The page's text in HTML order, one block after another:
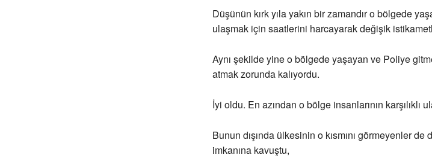
Düşünün kırk yıla yakın bir zamandır o bölgede
ulaşmak için saatlerini harcayarak değişik
Aynı şekilde yine o bölgede yaşayan ve Poliye
atmak zorunda kalıyordu.
İyi oldu. En azından o bölge insanlarının karşılıklı
Bunun dışında ülkesinin o kısmını görmeyenler
imkanına kavuştu,